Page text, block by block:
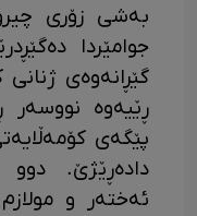
بەشی زۆری
جوامێردا
گێڕانەوەی
ڕێیەوە نووسەر
پێگەی
دادەڕێژێ.
ئەختەر و